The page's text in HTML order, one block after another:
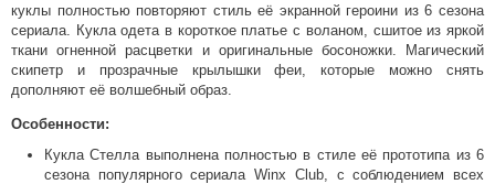
куклы полностью повторяют стиль её экранной героини из 6 сезона
сериала. Кукла одета в короткое платье с воланом, сшитое из яркой
ткани огненной расцветки и оригинальные босоножки. Магический
скипетр и прозрачные крылышки феи, которые можно снять
дополняют её волшебный образ.
Особенности:
Кукла Стелла выполнена полностью в стиле её прототипа из 6
сезона популярного сериала Winx Club, с соблюдением всех